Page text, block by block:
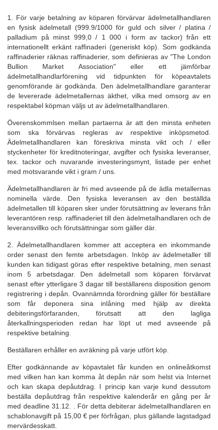
Lagerhållning
Frakt
Samarbete
OM OSS
Lag
Betyg
Aktuellt
Frågor och svar
1. För varje betalning av köparen förvärvar ädelmetallhandlaren
en fysisk ädelmetall (999.9/1000 för guld och silver / platina /
palladium på minst 999,0 / 1 000 i form av tackor) från ett
internationellt erkänt raffinaderi (generiskt köp). Som godkända
raffinaderier räknas raffinaderier, som definieras av "The London
Bullion Market Association" eller ett jämförbar
ädelmetallhandlarförening vid tidpunkten för köpeavtalets
genomförande är godkända. Den ädelmetallhandlare garanterar
de levererade ädelmetallernas äkthet, vilka med omsorg av en
respektabel köpman väljs ut av ädelmetallhandlaren.
Överenskommlsen mellan partaerna är att den minsta enheten
som ska förvärvas regleras av respektive inköpsmetod.
Ädelmetallhandlaren kan föreskriva minsta vikt och / eller
styckenheter för kreditnoteringar, avgifter och fysiska leveranser,
tex. tackor och nuvarande investeringsmynt, listade per enhet
med motsvarande vikt i gram / uns.
Ädelmetallhandlaren är fri med avseende på de ädla metallernas
nominella värde. Den fysiska leveransen av den beställda
ädelmetallen till köparen sker under förutsättning av leverans från
leverantören resp. raffinaderiet till den ädelmetalhandlaren och de
leveransvillko och förutsättningar som gäller där.
2. Ädelmetallhandlaren kommer att acceptera en inkommande
order senast den femte arbetsdagen. Inköp av ädelmetaller till
kunden kan tidigast göras efter respektive betalning, men senast
inom 5 arbetsdagar. Den ädelmetall som köparen förvärvat
senast efter ytterligare 3 dagar till beställarens disposition genom
registrering i depån. Ovannämnda förordning gäller för beställare
som får deponera sina inlåning med hjälp av direkta
debiteringsförfaranden, förutsatt att den lagliga
återkallningsperioden redan har löpt ut med avseende på
respektive betalning.
Beställaren erhåller en avräkning på varje utfört köp.
Efter godkännande av köpavtalet får kunden en onlineåtkomst
med vilken han kan komma åt depån när som helst via Internet
och kan skapa depåutdrag. I princip kan varje kund dessutom
beställa depåutdrag från respektive kalenderår en gång per år
med deadline 31.12. . För detta debiterar ädelmetallhandlaren en
schablonavgift på 15,00 € per förfrågan, plus gällande lagstadgad
mervärdesskatt.